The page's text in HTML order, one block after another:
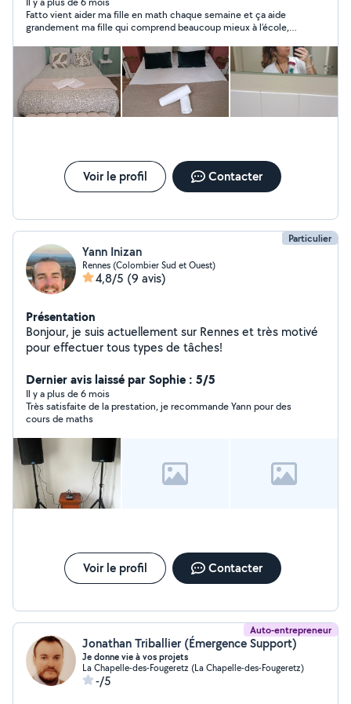
Fatto vient aider ma fille en math chaque semaine et ça aide
grandement ma fille qui comprend beaucoup mieux à l’école,
Voir le profil Contacter
Particulier
Yann Inizan
Rennes (Colombier Sud et Ouest)
4,8/5 (9 avis)
Présentation
Bonjour, je suis actuellement sur Rennes et très motivé
pour effectuer tous types de tâches!
Dernier avis laissé par Sophie : 5/5
Il y a plus de 6 mois
Très satisfaite de la prestation, je recommande Yann pour des
cours de maths
Voir le profil Contacter
Auto-entrepreneur
Jonathan Triballier (Émergence Support)
Je donne vie à vos projets
La Chapelle-des-Fougeretz (La Chapelle-des-Fougeretz)
-/5